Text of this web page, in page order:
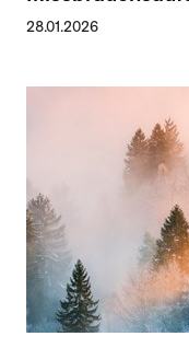
28.01.2026